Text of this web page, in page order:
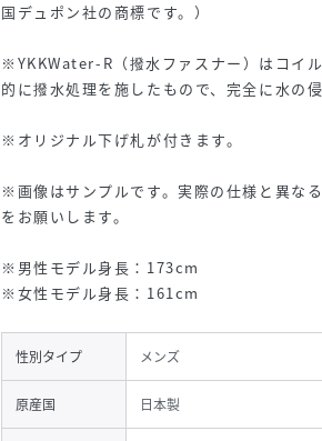
国デュポン社の商標です。）
※YKKWater-R（撥水ファスナー）はコイ
的に撥水処理を施したもので、完全に水の
※オリジナル下げ札が付きます。
※画像はサンプルです。実際の仕様と異な
をお願いします。
※男性モデル身長：173cm
※女性モデル身長：161cm
性別タイプ メンズ
原産国 日本製